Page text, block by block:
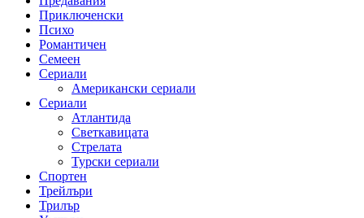
Приключенски
Психо
Романтичен
Семеен
Сериали
Американски сериали
Сериали
Атлантида
Светкавицата
Стрелата
Турски сериали
Спортен
Трейлъри
Трилър